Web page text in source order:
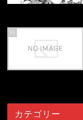
10
カテゴリー